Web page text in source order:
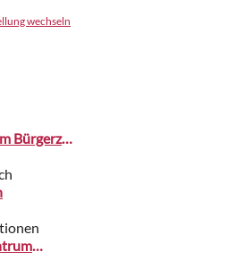
wechseln
Ghibellinensaal im Bürgerzentrum
www.buergerzentrum-waiblingen.de